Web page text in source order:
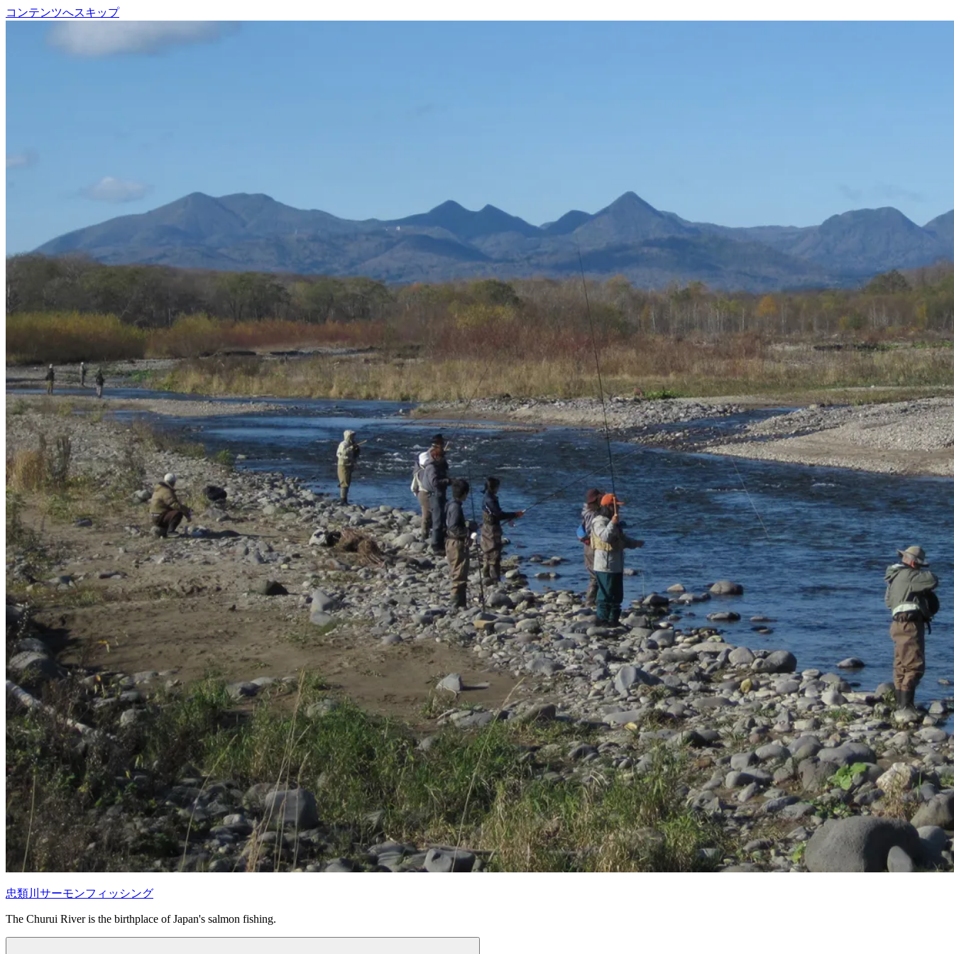
コンテンツへスキップ
忠類川サーモンフィッシング
The Churui River is the birthplace of Japan's salmon fishing.